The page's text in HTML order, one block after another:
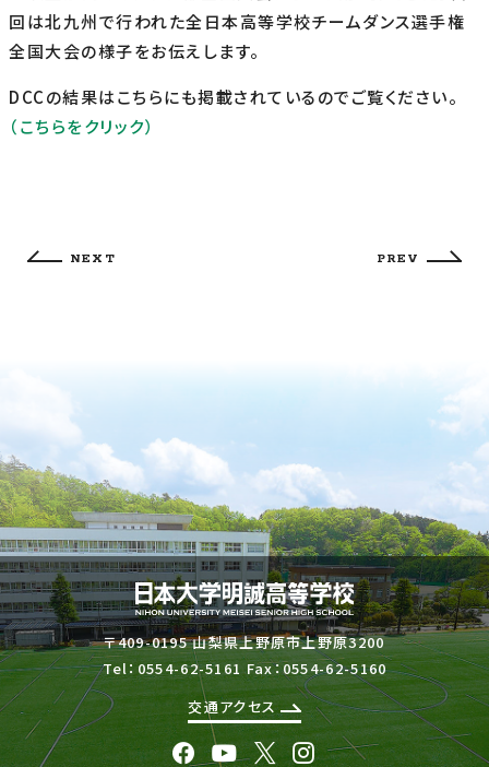
回は北九州で行われた全日本高等学校チームダンス選手権
全国大会の様子をお伝えします。
DCCの結果はこちらにも掲載されているのでご覧ください。
（こちらをクリック）
PREV
NEXT
〒409-0195 山梨県上野原市上野原3200
Tel：0554-62-5161 Fax：0554-62-5160
交通アクセス